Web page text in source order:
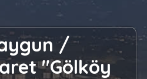
/
"Gölköy